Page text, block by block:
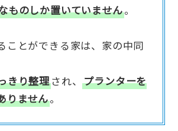
ものしか置いていません。
ことができる家は、家の中同
きり整理され、プランターを
りません。